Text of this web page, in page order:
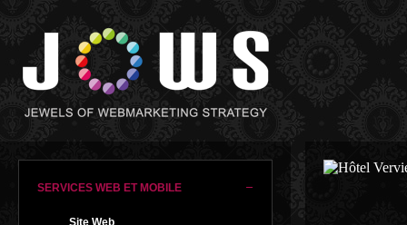
SERVICES WEB ET MOBILE
Site Web